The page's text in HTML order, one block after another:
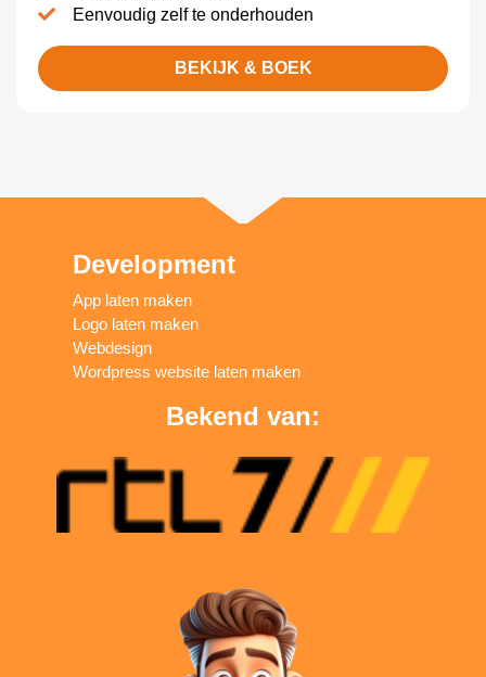
Eenvoudig zelf te onderhouden
BEKIJK & BOEK
Development
App laten maken
Logo laten maken
Webdesign
Wordpress website laten maken
Bekend van: